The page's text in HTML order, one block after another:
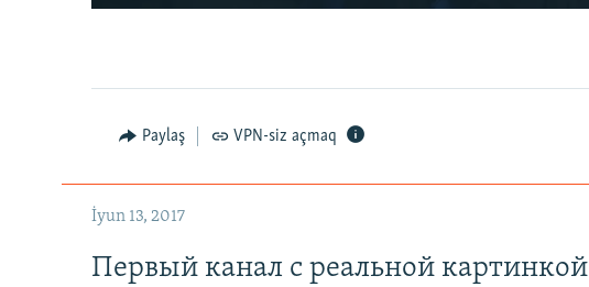
Paylaş VPN-siz açmaq
İyun 13, 2017
Первый канал с реальной картинкой